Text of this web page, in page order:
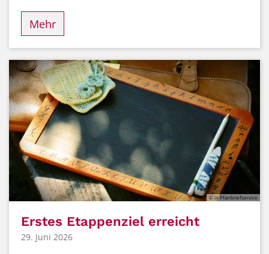
Mehr
© in Pfarrbriefservice
Erstes Etappenziel erreicht
29. Juni 2026